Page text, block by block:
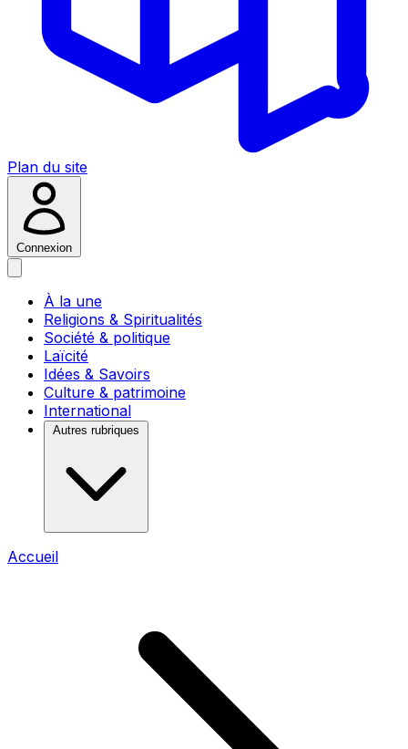
Plan du site
Connexion
À la une
Religions & Spiritualités
Société & politique
Laïcité
Idées & Savoirs
Culture & patrimoine
International
Autres rubriques
Accueil